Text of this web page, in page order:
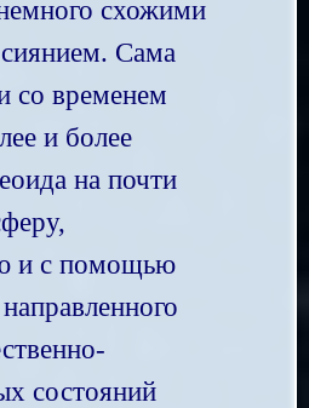
схожими
Сама
со временем
и более
на почти
и с помощью
состояний